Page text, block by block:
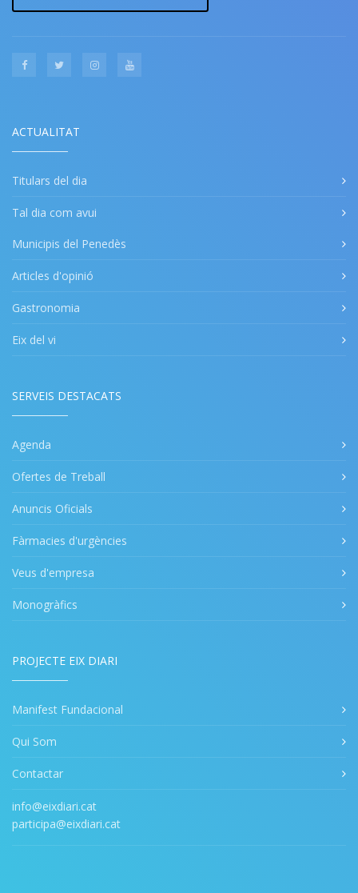
ACTUALITAT
Titulars del dia
Tal dia com avui
Municipis del Penedès
Articles d'opinió
Gastronomia
Eix del vi
SERVEIS DESTACATS
Agenda
Ofertes de Treball
Anuncis Oficials
Fàrmacies d'urgències
Veus d'empresa
Monogràfics
PROJECTE EIX DIARI
Manifest Fundacional
Qui Som
Contactar
info@eixdiari.cat
participa@eixdiari.cat